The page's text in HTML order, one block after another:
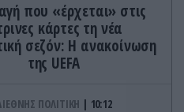
που «έρχεται» στις
κάρτες τη νέα
σεζόν: Η ανακοίνωση
της UEFA
ΠΟΛΙΤΙΚΗ 10:12